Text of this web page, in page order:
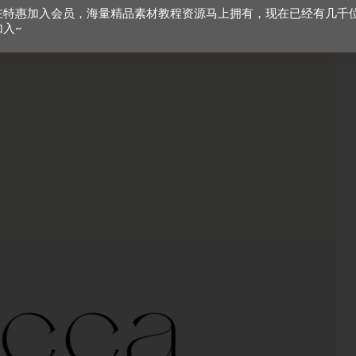
特惠加入会员，海量精品素材教程资源马上拥有，现在已经有几千
入~